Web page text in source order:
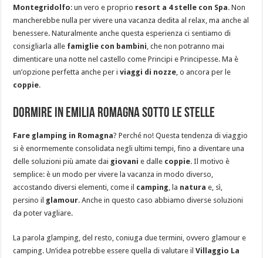
Montegridolfo: un vero e proprio resort a 4 stelle con Spa. Non
mancherebbe nulla per vivere una vacanza dedita al relax, ma anche al
benessere. Naturalmente anche questa esperienza ci sentiamo di
consigliarla alle famiglie con bambini , che non potranno mai
dimenticare una notte nel castello come Principi e Principesse. Ma è
un’opzione perfetta anche per iviaggi di nozze , o ancora per le
coppie.
Dormire in Emilia Romagna sotto le stelle
Fare glamping in Romagna? Perché no! Questa tendenza di viaggio
si è enormemente consolidata negli ultimi tempi, fino a diventare una
delle soluzioni più amate dai giovani e dalle coppie. Il motivo è
semplice: è un modo per vivere la vacanza in modo diverso,
accostando diversi elementi, come il camping , la natura e, sì,
persino il glamour. Anche in questo caso abbiamo diverse soluzioni
da poter vagliare.
La parola glamping, del resto, coniuga due termini, ovvero glamour e
camping. Un’idea potrebbe essere quella di valutare ilVillaggio La